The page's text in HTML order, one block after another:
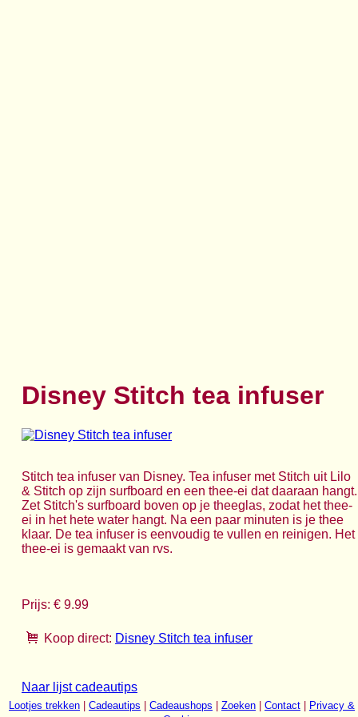
Disney Stitch tea infuser
Stitch tea infuser van Disney. Tea infuser met Stitch uit Lilo
& Stitch op zijn surfboard en een thee-ei dat daaraan hangt.
Zet Stitch's surfboard boven op je theeglas, zodat het thee-
ei in het hete water hangt. Na een paar minuten is je thee
klaar. De tea infuser is eenvoudig te vullen en reinigen. Het
thee-ei is gemaakt van rvs.
Prijs: € 9.99
Koop direct: Disney Stitch tea infuser
Naar lijst cadeautips
Lootjes trekken Cadeautips Cadeaushops Zoeken Contact
Privacy &